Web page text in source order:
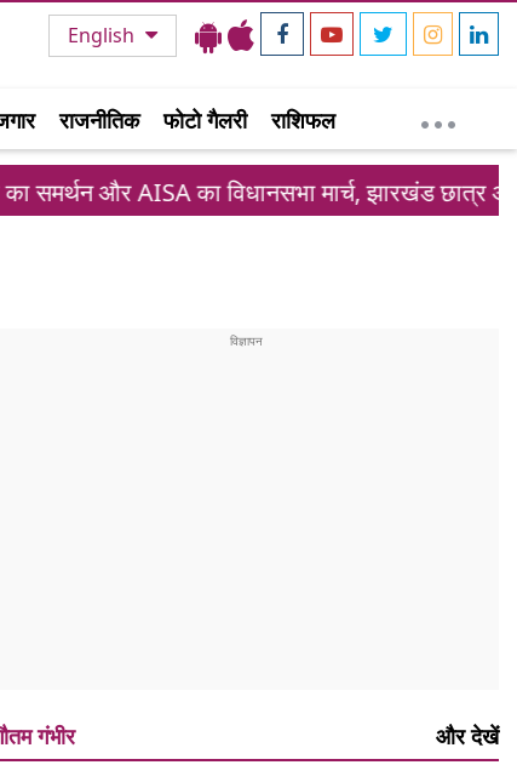
English
राजनीतिक फोटो गैलरी राशिफल
का विधानसभा मार्च, झारखंड छात्र आंदोलन में नया
गंभीर और देखें